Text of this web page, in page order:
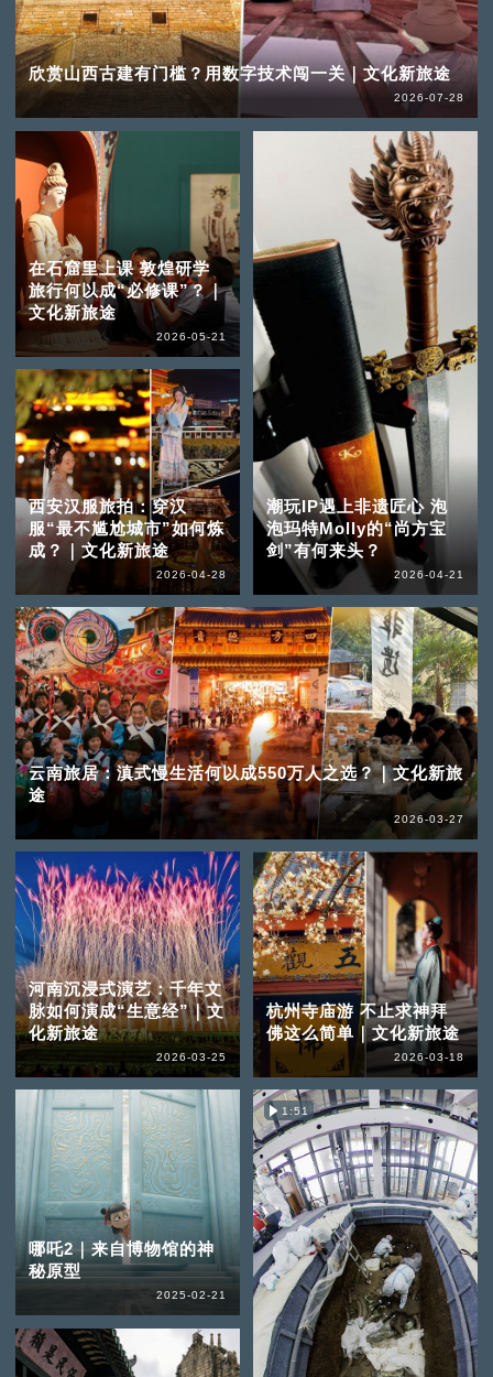
欣赏山西古建有门槛？用数字技术闯一关｜文化新旅途
2026-07-28
在石窟里上课 敦煌研学
旅行何以成“必修课”？｜
文化新旅途
2026-05-21
西安汉服旅拍：穿汉
服“最不尴尬城市”如何炼
成？｜文化新旅途
2026-04-28
潮玩IP遇上非遗匠心 泡
泡玛特Molly的“尚方宝
剑”有何来头？
2026-04-21
云南旅居：滇式慢生活何以成550万人之选？｜文化新旅
途
2026-03-27
河南沉浸式演艺：千年文
脉如何演成“生意经”｜文
化新旅途
2026-03-25
杭州寺庙游 不止求神拜
佛这么简单｜文化新旅途
2026-03-18
哪吒2｜来自博物馆的神
秘原型
2025-02-21
1:51